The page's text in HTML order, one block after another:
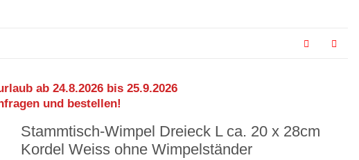
ab 24.8.2026 bis 25.9.2026
und bestellen!
Stammtisch-Wimpel Dreieck L ca. 20 x 28cm
Kordel Weiss ohne Wimpelständer